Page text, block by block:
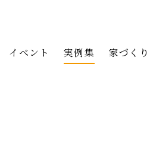
イベント 実例集 家づく